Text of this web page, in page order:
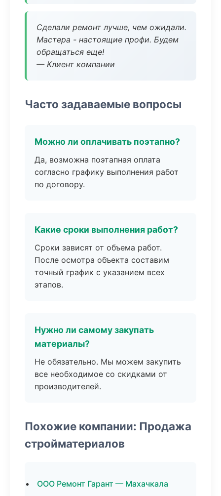
Сделали ремонт лучше, чем ожидали.
Мастера - настоящие профи. Будем
обращаться еще!
— Клиент компании
Часто задаваемые вопросы
Можно ли оплачивать поэтапно?
Да, возможна поэтапная оплата
согласно графику выполнения работ
по договору.
Какие сроки выполнения работ?
Сроки зависят от объема работ.
После осмотра объекта составим
точный график с указанием всех
этапов.
Нужно ли самому закупать
материалы?
Не обязательно. Мы можем закупить
все необходимое со скидками от
производителей.
Похожие компании: Продажа
стройматериалов
ООО Ремонт Гарант — Махачкала